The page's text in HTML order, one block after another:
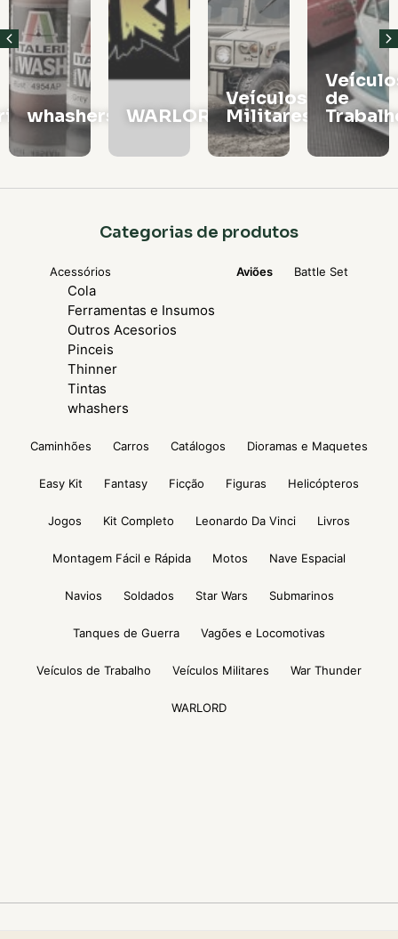
WARLORD Militares
Veículos
de
Trabalho
Vagões
e
Categorias de produtos
Acessórios
Cola
Ferramentas e Insumos
Outros Acesorios
Pinceis
Thinner
Tintas
whashers
Aviões Battle Set
Caminhões Carros Catálogos Dioramas e Maquetes
Easy Kit Fantasy Ficção Figuras Helicópteros
Jogos Kit Completo Leonardo Da Vinci Livros
Montagem Fácil e Rápida Motos Nave Espacial
Navios Soldados Star Wars Submarinos
Tanques de Guerra Vagões e Locomotivas
Veículos de Trabalho Veículos Militares War Thunder
WARLORD